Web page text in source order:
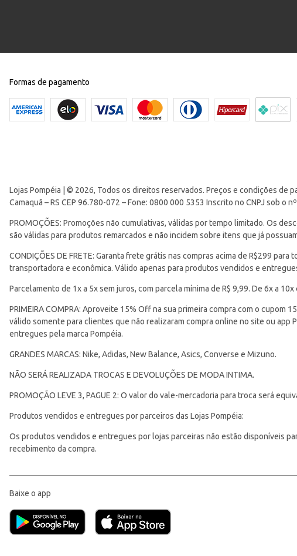
Formas de pagamento
Lojas Pompéia | © 2026, Todos os direitos reservados. Preços e condições de
Camaquã – RS CEP 96.780-072 – Fone: 0800 000 5353 Inscrito no CNPJ sob o
PROMOÇÕES: Promoções não cumulativas, válidas por tempo limitado. Os
são válidas para produtos remarcados e não incidem sobre itens que já
CONDIÇÕES DE FRETE: Garanta frete grátis nas compras acima de R$299
transportadora e econômica. Válido apenas para produtos vendidos e
Parcelamento de 1x a 5x sem juros, com parcela mínima de R$ 9,99. De 6x a
PRIMEIRA COMPRA: Aproveite 15% Off na sua primeira compra com o cupom
válido somente para clientes que não realizaram compra online no site ou
entregues pela marca Pompéia.
GRANDES MARCAS: Nike, Adidas, New Balance, Asics, Converse e Mizuno.
NÃO SERÁ REALIZADA TROCAS E DEVOLUÇÕES DE MODA INTIMA.
PROMOÇÃO LEVE 3, PAGUE 2: O valor do vale-mercadoria para troca será
Produtos vendidos e entregues por parceiros das Lojas Pompéia:
Os produtos vendidos e entregues por lojas parceiras não estão disponíveis
recebimento da compra.
Baixe o app